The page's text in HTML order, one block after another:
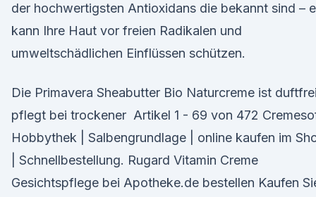
der hochwertigsten Antioxidans die bekannt sind –
kann Ihre Haut vor freien Radikalen und
umweltschädlichen Einflüssen schützen.
Die Primavera Sheabutter Bio Naturcreme ist
pflegt bei trockener Artikel 1 - 69 von 472
Hobbythek | Salbengrundlage | online kaufen im
| Schnellbestellung. Rugard Vitamin Creme
Gesichtspflege bei Apotheke.de bestellen Kaufen